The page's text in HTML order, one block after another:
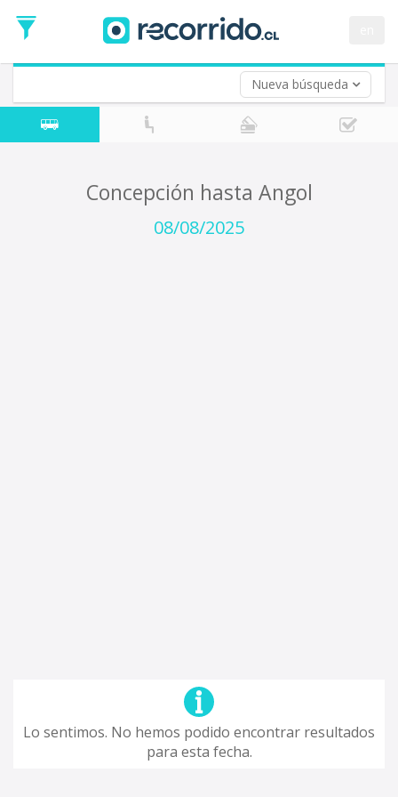
Nueva búsqueda
de
Ida
Vuelta (opcional)
Fecha
de
Concepción hasta Angol
08/08/2025
Lo sentimos. No hemos podido encontrar resultados
para esta fecha.